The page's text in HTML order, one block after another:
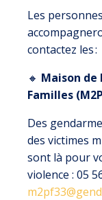
Les
contactez les :
🔸 Maison
Familles
Des
des victimes
sont là pour
violence : 05